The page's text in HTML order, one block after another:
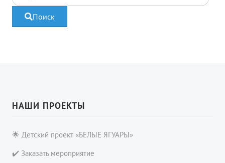
Поиск
НАШИ ПРОЕКТЫ
🌟 Детский проект «БЕЛЫЕ ЯГУАРЫ»
✔️ Заказать мероприятие